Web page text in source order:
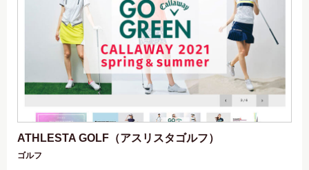
ATHLESTA GOLF（アスリスタゴルフ）
ゴルフ